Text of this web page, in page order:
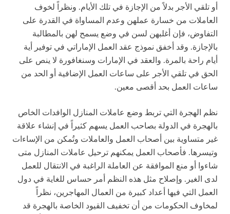
أو تلقي الأجر بدلاً من الإجازة في تلك الأيام. ونظراً لخوف
العاملات من خسارة عملهن وعدم المساواة في القدرة على
التفاوض، فإن أغلبهن لسن في وضع يسمح لهن بالمطالبة
بالإجازة. وقد أخفق نموذج عقد العمل الإماراتي في توفير أية
أيام راحة بالمرة. والعقد في الإمارات وسنغافورة لا ينص على
الحق في تلقي الأجر على ساعات العمل الإضافية أو الحد من
ساعات العمل بحد أقصى معين.
نظم الهجرة التي تربط وضع عاملات المنازل الوافدات الخاص
بالهجرة في الدولة بصاحب العمل يسهم كثيراً في إنشاء علاقة
غير متساوية بين أصحاب العمل والعاملات وتُمكن من الإساءات
وتيسرها. فأصحاب العمل يمكنهم ترحيل عاملات المنازل متى
شاءوا أو منع الموافقة عن العاملة الراغبة في الانتقال للعمل
لدى الغير. وإصلاح مثل هذه النظم أمر حساس للغاية في دول
العمل التي فيها أعداد كبيرة من العمال المهاجرين، نظراً
لمخاوف الحكومات من أن تخفيف القيود الخاصة بالهجرة قد